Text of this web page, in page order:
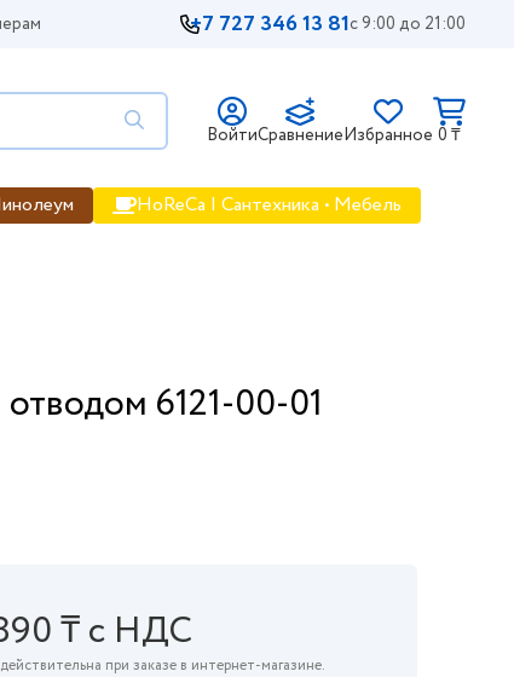
+7 727 346 13 81с 9:00 до 21:00
ВойтиСравнениеИзбранное 0 ₸
HoReCa | Сантехника • Мебель
6121-00-01
₸ с НДС
при заказе в интернет-магазине.